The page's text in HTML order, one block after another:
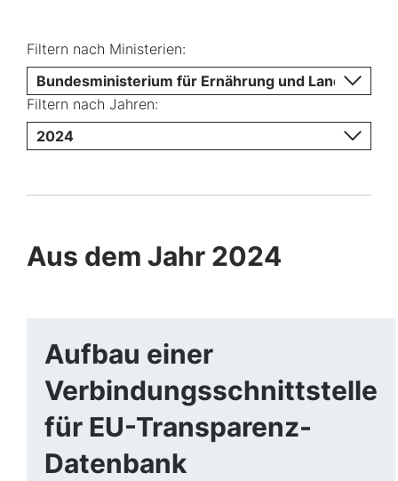
Filtern nach Ministerien:
Bundesministerium für Ernährung und
Filtern nach Jahren:
2024
Aus dem Jahr 2024
Aufbau einer
Verbindungsschnittstelle
für EU-Transparenz-
Datenbank